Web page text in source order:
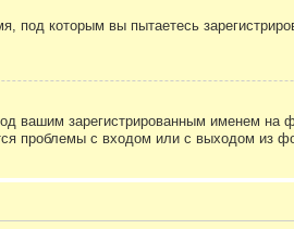
под которым вы пытаетесь
вашим зарегистрированным именем на
проблемы с входом или с выходом из